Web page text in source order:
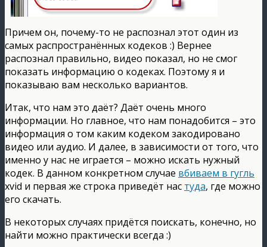
Причем он, почему-то не распознал этот один из
самых распространённых кодеков :) Вернее
распознал правильно, видео показал, но не смог
показать информацию о кодеках. Поэтому я и
показываю вам несколько вариантов.
Итак, что нам это даёт? Даёт очень много
информации. Но главное, что нам понадобится – это
информация о том каким кодеком закодировано
видео или аудио. И далее, в зависимости от того, что
именно у нас не играется – можно искать нужный
кодек. В данном конкретном случае вбиваем в гугль
xvid и первая же строка приведёт нас туда, где можно
его скачать.
В некоторых случаях придётся поискать, конечно, но
найти можно практически всегда :)